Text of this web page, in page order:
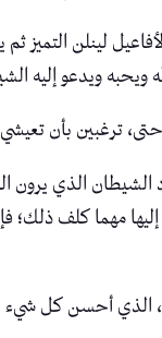
لينلن التميز
ويحبه ويدعو إليه
ترغبين بأن
الشيطان الذي
مهما كلف
الذي أحسن كل شيء